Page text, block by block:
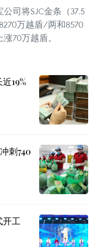
司将SJC金条（37.5
万越盾/两和8570
70万越盾。
19%
刺740
工